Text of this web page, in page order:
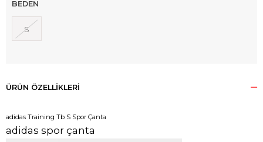
BEDEN
S
ÜRÜN ÖZELLIKLERI
adidas Training Tb S Spor Çanta
adidas spor çanta